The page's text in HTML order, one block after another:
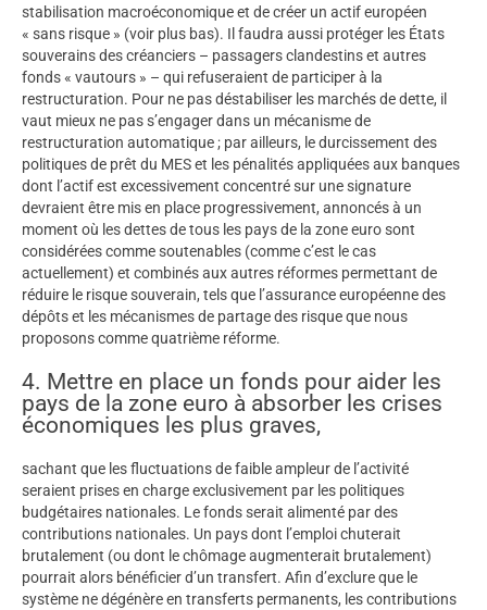
stabilisation macroéconomique et de créer un actif européen
« sans risque » (voir plus bas). Il faudra aussi protéger les États
souverains des créanciers – passagers clandestins et autres
fonds « vautours » – qui refuseraient de participer à la
restructuration. Pour ne pas déstabiliser les marchés de dette, il
vaut mieux ne pas s’engager dans un mécanisme de
restructuration automatique ; par ailleurs, le durcissement des
politiques de prêt du MES et les pénalités appliquées aux banques
dont l’actif est excessivement concentré sur une signature
devraient être mis en place progressivement, annoncés à un
moment où les dettes de tous les pays de la zone euro sont
considérées comme soutenables (comme c’est le cas
actuellement) et combinés aux autres réformes permettant de
réduire le risque souverain, tels que l’assurance européenne des
dépôts et les mécanismes de partage des risque que nous
proposons comme quatrième réforme.
4. Mettre en place un fonds pour aider les
pays de la zone euro à absorber les crises
économiques les plus graves,
sachant que les fluctuations de faible ampleur de l’activité
seraient prises en charge exclusivement par les politiques
budgétaires nationales. Le fonds serait alimenté par des
contributions nationales. Un pays dont l’emploi chuterait
brutalement (ou dont le chômage augmenterait brutalement)
pourrait alors bénéficier d’un transfert. Afin d’exclure que le
système ne dégénère en transferts permanents, les contributions